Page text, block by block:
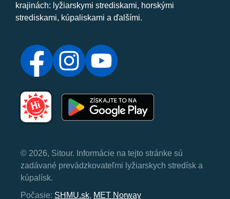
krajinách: lyžiarskymi strediskami, horskými
strediskami, kúpaliskami a ďalšími.
© 2026, Sitour. Informácie na tejto stránke sú
zadávané prevádzkovateľmi lyžiarskych stredísk a
kúpalísk.
Počasie: SHMU.sk, MET Norway